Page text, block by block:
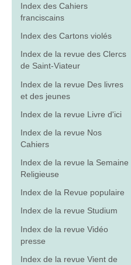
Index des Cahiers
franciscains
Index des Cartons violés
Index de la revue des Clercs
de Saint-Viateur
Index de la revue Des livres
et des jeunes
Index de la revue Livre d'ici
Index de la revue Nos
Cahiers
Index de la revue la Semaine
Religieuse
Index de la Revue populaire
Index de la revue Studium
Index de la revue Vidéo
presse
Index de la revue Vient de